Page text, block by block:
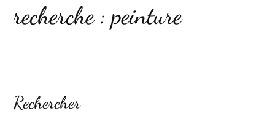
recherche : peinture
Rechercher